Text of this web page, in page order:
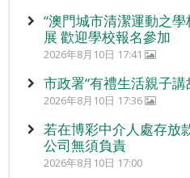
“澳門城市清潔運動之
展 歡迎學校報名參加
2026年8月10日 17:41
市政署“有禮生活親子
2026年8月10日 17:36
若在博彩中介人處存放
公司無須負責
2026年8月10日 17:00